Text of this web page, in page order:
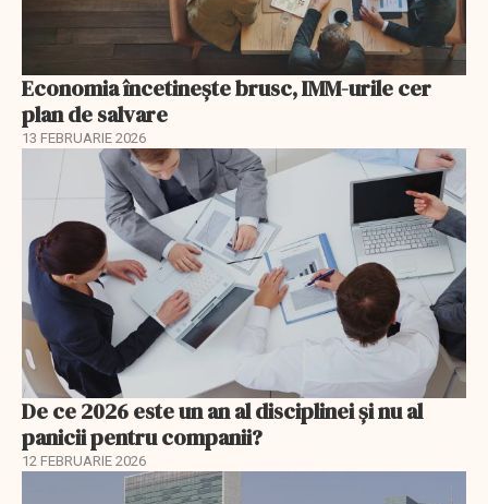
Economia încetinește brusc, IMM-urile cer
plan de salvare
13 FEBRUARIE 2026
De ce 2026 este un an al disciplinei și nu al
panicii pentru companii?
12 FEBRUARIE 2026